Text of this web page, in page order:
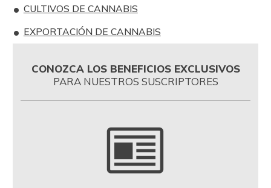
CULTIVOS DE CANNABIS
EXPORTACIÓN DE CANNABIS
CONOZCA LOS BENEFICIOS EXCLUSIVOS
PARA NUESTROS SUSCRIPTORES